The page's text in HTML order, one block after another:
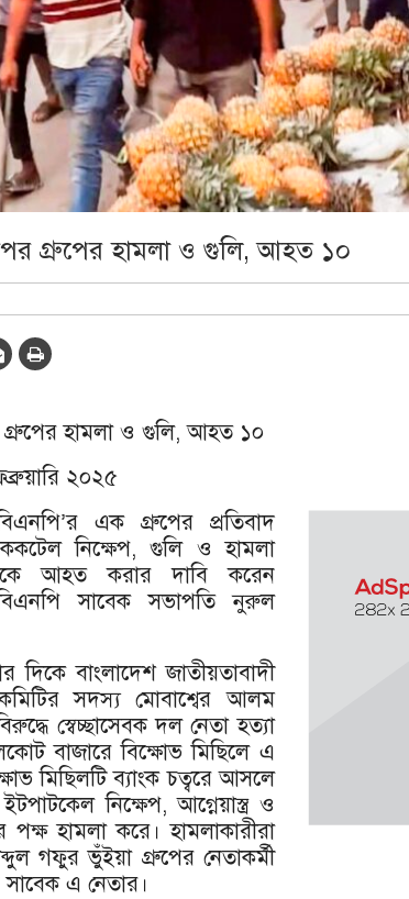
গ্রুপের হামলা ও গুলি, আহত ১০
হামলা ও গুলি, আহত ১০
২০২৫
এক গ্রুপের প্রতিবাদ
নিক্ষেপ, গুলি ও হামলা
আহত করার দাবি করেন
সাবেক সভাপতি নুরুল
দিকে বাংলাদেশ জাতীয়তাবাদী
সদস্য মোবাশ্বের আলম
স্বেচ্ছাসেবক দল নেতা হত্যা
বাজারে বিক্ষোভ মিছিলে এ
মিছিলটি ব্যাংক চত্বরে আসলে
নিক্ষেপ, আগ্নেয়াস্ত্র ও
পক্ষ হামলা করে। হামলাকারীরা
গফুর ভুঁইয়া গ্রুপের নেতাকর্মী
এ নেতার।